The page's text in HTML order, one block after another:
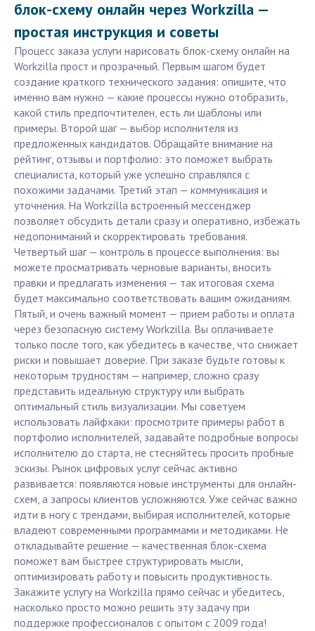
блок-схему онлайн через Workzilla —
простая инструкция и советы
Процесс заказа услуги нарисовать блок-схему онлайн на
Workzilla прост и прозрачный. Первым шагом будет
создание краткого технического задания: опишите, что
именно вам нужно — какие процессы нужно отобразить,
какой стиль предпочтителен, есть ли шаблоны или
примеры. Второй шаг — выбор исполнителя из
предложенных кандидатов. Обращайте внимание на
рейтинг, отзывы и портфолио: это поможет выбрать
специалиста, который уже успешно справлялся с
похожими задачами. Третий этап — коммуникация и
уточнения. На Workzilla встроенный мессенджер
позволяет обсудить детали сразу и оперативно, избежать
недопониманий и скорректировать требования.
Четвертый шаг — контроль в процессе выполнения: вы
можете просматривать черновые варианты, вносить
правки и предлагать изменения — так итоговая схема
будет максимально соответствовать вашим ожиданиям.
Пятый, и очень важный момент — прием работы и оплата
через безопасную систему Workzilla. Вы оплачиваете
только после того, как убедитесь в качестве, что снижает
риски и повышает доверие. При заказе будьте готовы к
некоторым трудностям — например, сложно сразу
представить идеальную структуру или выбрать
оптимальный стиль визуализации. Мы советуем
использовать лайфхаки: просмотрите примеры работ в
портфолио исполнителей, задавайте подробные вопросы
исполнителю до старта, не стесняйтесь просить пробные
эскизы. Рынок цифровых услуг сейчас активно
развивается: появляются новые инструменты для онлайн-
схем, а запросы клиентов усложняются. Уже сейчас важно
идти в ногу с трендами, выбирая исполнителей, которые
владеют современными программами и методиками. Не
откладывайте решение — качественная блок-схема
поможет вам быстрее структурировать мысли,
оптимизировать работу и повысить продуктивность.
Закажите услугу на Workzilla прямо сейчас и убедитесь,
насколько просто можно решить эту задачу при
поддержке профессионалов с опытом с 2009 года!